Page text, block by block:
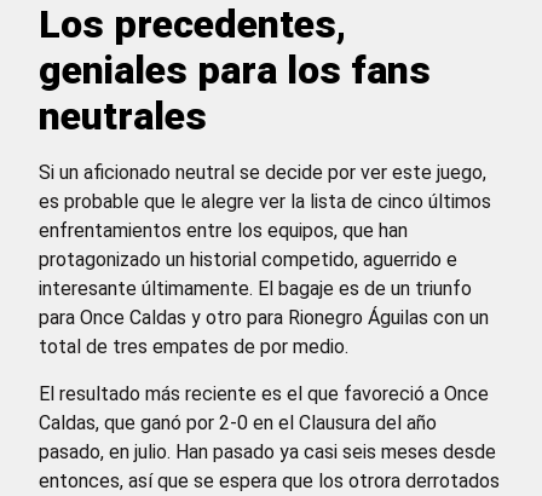
Los precedentes,
geniales para los fans
neutrales
Si un aficionado neutral se decide por ver este juego,
es probable que le alegre ver la lista de cinco últimos
enfrentamientos entre los equipos, que han
protagonizado un historial competido, aguerrido e
interesante últimamente. El bagaje es de un triunfo
para Once Caldas y otro para Rionegro Águilas con un
total de tres empates de por medio.
El resultado más reciente es el que favoreció a Once
Caldas, que ganó por 2-0 en el Clausura del año
pasado, en julio. Han pasado ya casi seis meses desde
entonces, así que se espera que los otrora derrotados